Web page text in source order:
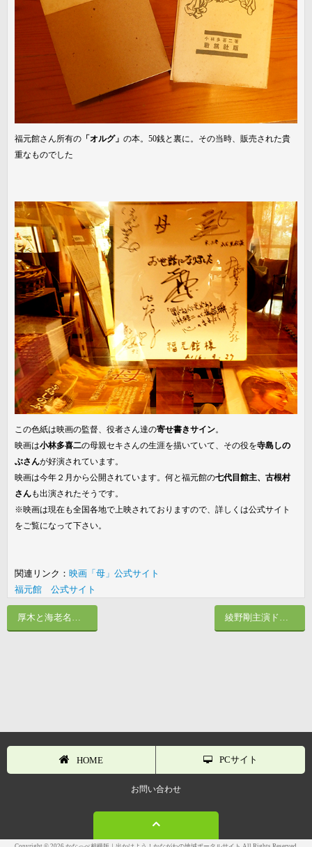
福元館さん所有の 「オルグ」 の本。50銭と裏に。その当時、販売された貴
重なものでした
この色紙は映画の監督、役者さん達の寄せ書きサイン。
映画は小林多喜二の母親セキさんの生涯を描いていて、その役を寺島しの
ぶさんが好演されています。
映画は今年２月から公開されています。何と福元館の七代目館主、古根村
さんも出演されたそうです。
※映画は現在も全国各地で上映されておりますので、詳しくは公式サイト
をご覧になって下さい。
関連リンク： 映画「母」公式サイト
福元館 公式サイト
HOME PCサイト
お問い合わせ